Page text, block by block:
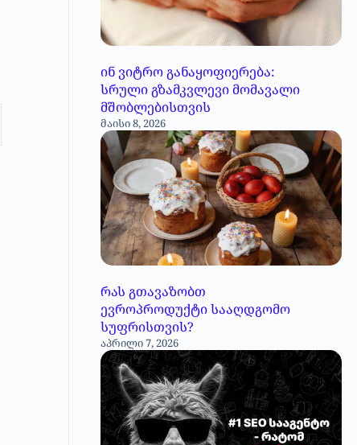
ინ ვიტრო განაყოფიერება:
სრული გზამკვლევი მომავალი
მშობლებისთვის
მაისი 8, 2026
რას გთავაზობთ
ევროპროდუქტი სააღდგომო
სუფრისთვის?
აპრილი 7, 2026